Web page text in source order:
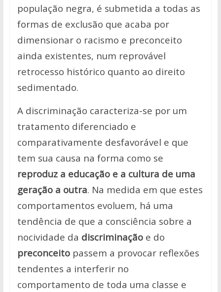
população negra, é submetida a todas as
formas de exclusão que acaba por
dimensionar o racismo e preconceito
ainda existentes, num reprovável
retrocesso histórico quanto ao direito
sedimentado.
A discriminação caracteriza-se por um
tratamento diferenciado e
comparativamente desfavorável e que
tem sua causa na forma como se
reproduz a educação e a cultura de uma
geração a outra. Na medida em que estes
comportamentos evoluem, há uma
tendência de que a consciência sobre a
nocividade da discriminaçãoe do
preconceitopassem a provocar reflexões
tendentes a interferir no
comportamento de toda uma classe e